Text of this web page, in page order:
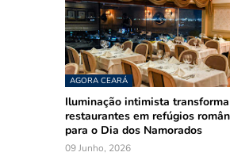
AGORA CEARÁ
Iluminação intimista transforma
restaurantes em refúgios
para o Dia dos Namorados
09 Junho, 2026